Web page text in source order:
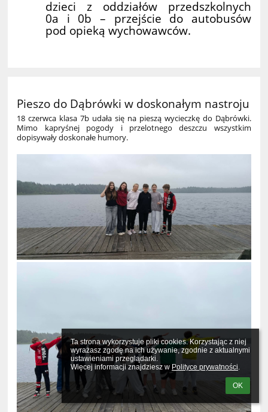
Ta strona wykorzystuje pliki cookies. Korzystając z niej
wyrażasz zgodę na ich używanie, zgodnie z aktualnymi
ustawieniami przeglądarki.
Więcej informacji znajdziesz w Polityce prywatności.
OK
dzieci z oddziałów przedszkolnych
0a i 0b – przejście do autobusów
pod opieką wychowawców.
Pieszo do Dąbrówki w doskonałym nastroju
18 czerwca klasa 7b udała się na pieszą wycieczkę do Dąbrówki.
Mimo kapryśnej pogody i przelotnego deszczu wszystkim
dopisywały doskonałe humory.